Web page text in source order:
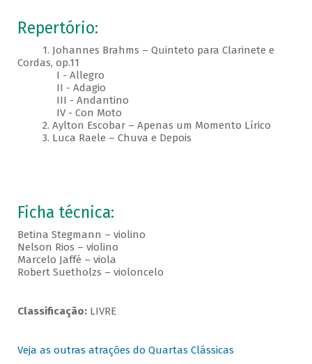
Repertório:
1. Johannes Brahms – Quinteto para Clarinete e
Cordas, op.11
I - Allegro
II - Adagio
III - Andantino
IV - Con Moto
2. Aylton Escobar – Apenas um Momento Lírico
3. Luca Raele – Chuva e Depois
Ficha técnica:
Betina Stegmann – violino
Nelson Rios – violino
Marcelo Jaffé – viola
Robert Suetholzs – violoncelo
Classificação:LIVRE
Veja as outras atrações do Quartas Clássicas